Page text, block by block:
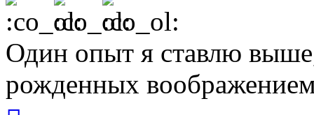
Один опыт я ставлю
рожденных